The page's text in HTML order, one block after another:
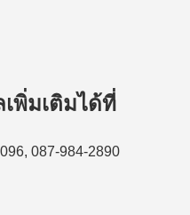
พิ่มเติมได้ที่
087-984-2890